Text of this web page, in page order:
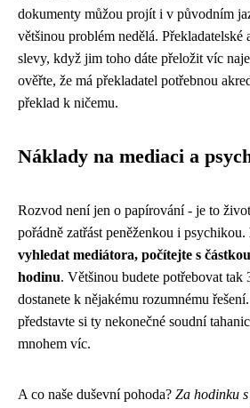
dokumenty můžou projít i v původním
většinou problém nedělá. Překladatelské
slevy, když jim toho dáte přeložit víc
ověřte, že má překladatel potřebnou
překlad k ničemu.
Náklady na mediaci a
Rozvod není jen o papírování - je to
pořádně zatřást peněženkou i psychikou.
vyhledat mediátora, počítejte s
hodinu. Většinou budete potřebovat tak
dostanete k nějakému rozumnému
představte si ty nekonečné soudní
mnohem víc.
A co naše duševní pohoda? Za hodinku